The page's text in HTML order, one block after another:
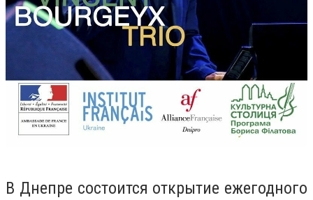
В Днепре состоится открытие ежегодного